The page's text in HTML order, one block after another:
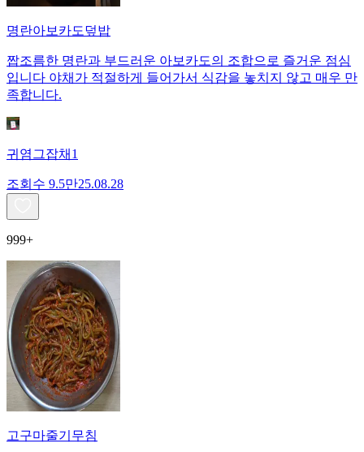
명란아보카도덮밥
짭조름한 명란과 부드러운 아보카도의 조합으로 즐거운 점심
입니다 야채가 적절하게 들어가서 식감을 놓치지 않고 매우 만
족합니다.
귀염그잡채1
조회수 9.5만25.08.28
999+
고구마줄기무침